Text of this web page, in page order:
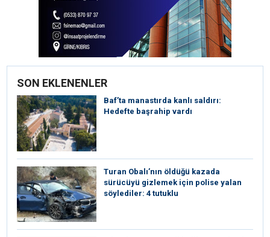
SON EKLENENLER
Baf’ta manastırda kanlı saldırı:
Hedefte başrahip vardı
Turan Obalı’nın öldüğü kazada
sürücüyü gizlemek için polise yalan
söylediler: 4 tutuklu